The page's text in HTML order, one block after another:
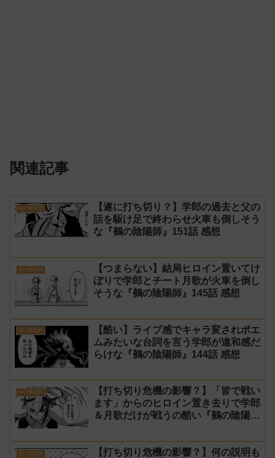
関連記事
鵺の陰陽師
【遂に打ち切り？】学郎の過去と父の
話を駆け足で終わらせ火車も倒しそう
な『鵺の陰陽師』151話 感想
鵺の陰陽師
【つまらない】結局ヒロイン置いてけ
ぼりで学郎とチート月歌が火車を倒し
そうな『鵺の陰陽師』145話 感想
鵺の陰陽師
【酷い】ライブ感でキャラ変されポエ
ムみたいな台詞を言う学郎が違和感だ
らけな『鵺の陰陽師』144話 感想
鵺の陰陽師
【打ち切り危機の影響？】「皆で戦い
ます」からのヒロイン置き去りで学郎
＆月歌だけが戦うの酷い『鵺の陰陽
鵺の陰陽師
【打ち切り危機の影響？】何の説明も